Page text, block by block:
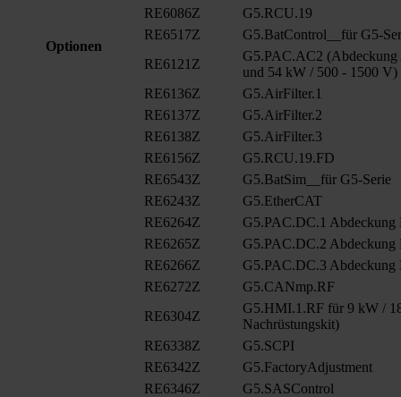
Optionen
RE6086Z
G5.RCU.19
RE6517Z
G5.BatControl__für G5-
RE6121Z
G5.PAC.AC2
und 54 kW / 500 - 1500 V)
RE6136Z
G5.AirFilter.1
RE6137Z
G5.AirFilter.2
RE6138Z
G5.AirFilter.3
RE6156Z
G5.RCU.19.FD
RE6543Z
G5.BatSim__für G5-Serie
RE6243Z
G5.EtherCAT
RE6264Z
G5.PAC.DC.1
RE6265Z
G5.PAC.DC.2
RE6266Z
G5.PAC.DC.3
RE6272Z
G5.CANmp.RF
RE6304Z
G5.HMI.1.RF für 9 kW /
Nachrüstungskit)
RE6338Z
G5.SCPI
RE6342Z
G5.FactoryAdjustment
RE6346Z
G5.SASControl